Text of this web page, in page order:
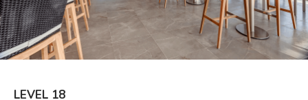
LEVEL 18